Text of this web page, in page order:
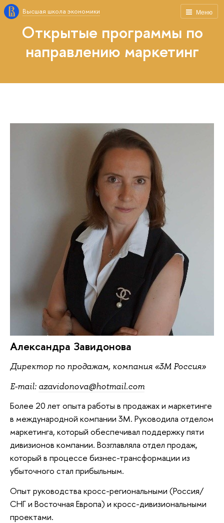
Меню
Высшая школа экономики
Открытые программы по
направлению маркетинг
Александра Завидонова
Директор по продажам, компания «3М Россия»
E-mail: azavidonova@hotmail.com
Более 20 лет опыта работы в продажах и маркетинге
в международной компании 3М. Руководила отделом
маркетинга, который обеспечивал поддержку пяти
дивизионов компании. Возглавляла отдел продаж,
который в процессе бизнес-трансформации из
убыточного стал прибыльным.
Опыт руководства кросс-региональными (Россия/
СНГ и Восточная Европа) и кросс-дивизиональными
проектами.